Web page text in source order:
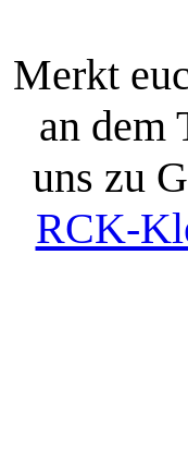
Merkt
an dem
uns zu
RCK-